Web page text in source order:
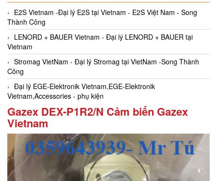
E2S Vietnam -Đại lý E2S tại Vietnam - E2S Việt Nam - Song
Thành Công
LENORD + BAUER Vietnam - Đại lý LENORD + BAUER tại
Vietnam
Stromag VietNam - Đại lý Stromag tại VietNam -Song Thành
Công
Đại lý EGE-Elektronik Vietnam,EGE-Elektronik
Vietnam,Accessories - phụ kiện
Gazex DEX-P1R2/N Cảm biến Gazex
Vietnam